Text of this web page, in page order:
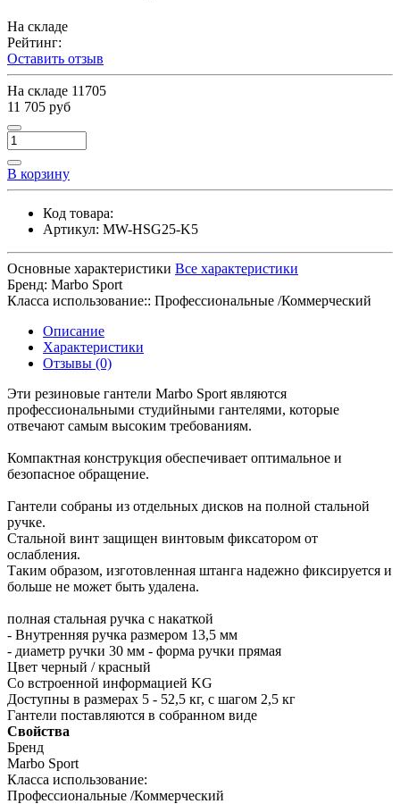
На складе
Рейтинг:
Оставить отзыв
На складе 11705
11 705 руб
В корзину
Код товара:
Артикул: MW-HSG25-K5
Основные характеристики Все характеристики
Бренд: Marbo Sport
Класса использование:: Профессиональные /Коммерческий
Описание
Характеристики
Отзывы (0)
Эти резиновые гантели Marbo Sport являются
профессиональными студийными гантелями, которые
отвечают самым высоким требованиям.
Компактная конструкция обеспечивает оптимальное и
безопасное обращение.
Гантели собраны из отдельных дисков на полной стальной
ручке.
Стальной винт защищен винтовым фиксатором от
ослабления.
Таким образом, изготовленная штанга надежно фиксируется и
больше не может быть удалена.
полная стальная ручка с накаткой
- Внутренняя ручка размером 13,5 мм
- диаметр ручки 30 мм - форма ручки прямая
Цвет черный / красный
Со встроенной информацией KG
Доступны в размерах 5 - 52,5 кг, с шагом 2,5 кг
Гантели поставляются в собранном виде
Свойства
Бренд
Marbo Sport
Класса использование:
Профессиональные /Коммерческий